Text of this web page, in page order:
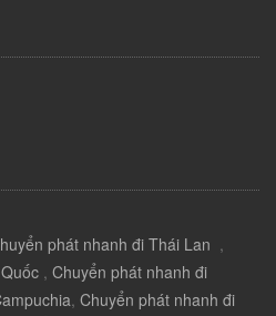
phát nhanh đi Thái Lan ,
, Chuyển phát nhanh đi
, Chuyển phát nhanh đi